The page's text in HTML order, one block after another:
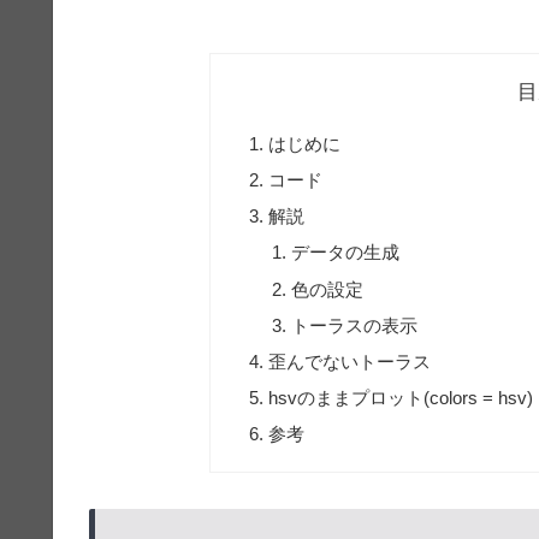
はじめに
コード
解説
データの生成
色の設定
トーラスの表示
歪んでないトーラス
hsvのままプロット(colors = hsv)
参考